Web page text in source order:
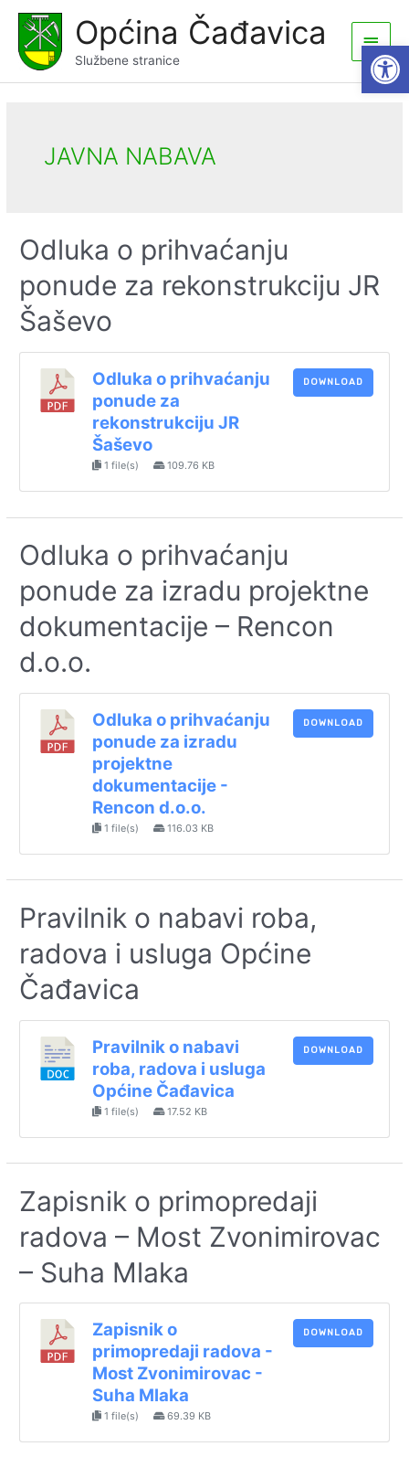
content
Općina Čađavica
Službene stranice
Main
Menu
JAVNA NABAVA
Odluka o prihvaćanju
ponude za rekonstrukciju JR
Šaševo
Odluka o prihvaćanju
ponude za
rekonstrukciju JR
Šaševo
1 file(s) 109.76 KB
DOWNLOAD
Odluka o prihvaćanju
ponude za izradu projektne
dokumentacije – Rencon
d.o.o.
Odluka o prihvaćanju
ponude za izradu
projektne
dokumentacije -
Rencon d.o.o.
1 file(s) 116.03 KB
DOWNLOAD
Pravilnik o nabavi roba,
radova i usluga Općine
Čađavica
Pravilnik o nabavi
roba, radova i usluga
Općine Čađavica
1 file(s) 17.52 KB
DOWNLOAD
Zapisnik o primopredaji
radova – Most Zvonimirovac
– Suha Mlaka
Zapisnik o
primopredaji radova -
Most Zvonimirovac -
Suha Mlaka
1 file(s) 69.39 KB
DOWNLOAD